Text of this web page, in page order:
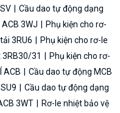
Cầu dao tự động dạng
3WJ
Phụ kiện cho rơ-
3RU6
Phụ kiện cho rơ-le
3RB30/31
Phụ kiện cho rơ-
ACB
Cầu dao tự động MCB
Cầu dao tự động dạng
3WT
Rơ-le nhiệt bảo vệ